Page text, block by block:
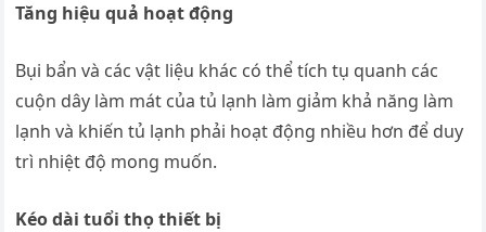
Tăng hiệu quả hoạt động
Bụi bẩn và các vật liệu khác có thể tích tụ quanh các
cuộn dây làm mát của tủ lạnh làm giảm khả năng làm
lạnh và khiến tủ lạnh phải hoạt động nhiều hơn để duy
trì nhiệt độ mong muốn.
Kéo dài tuổi thọ thiết bị